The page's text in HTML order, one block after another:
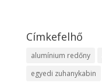
Címkefelhő
alumínium redőny
egyedi zuhanykabin